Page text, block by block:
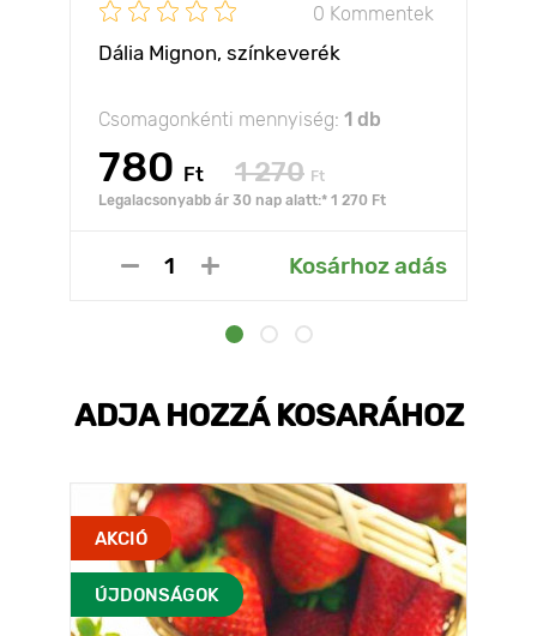
0 Kommentek
Dália Mignon, színkeverék
Csomagonkénti mennyiség: 1 db
780 Ft 1 270 Ft
Legalacsonyabb ár 30 nap alatt:* 1 270 Ft
Kosárhoz adás
ADJA HOZZÁ KOSARÁHOZ
AKCIÓ
ÚJDONSÁGOK